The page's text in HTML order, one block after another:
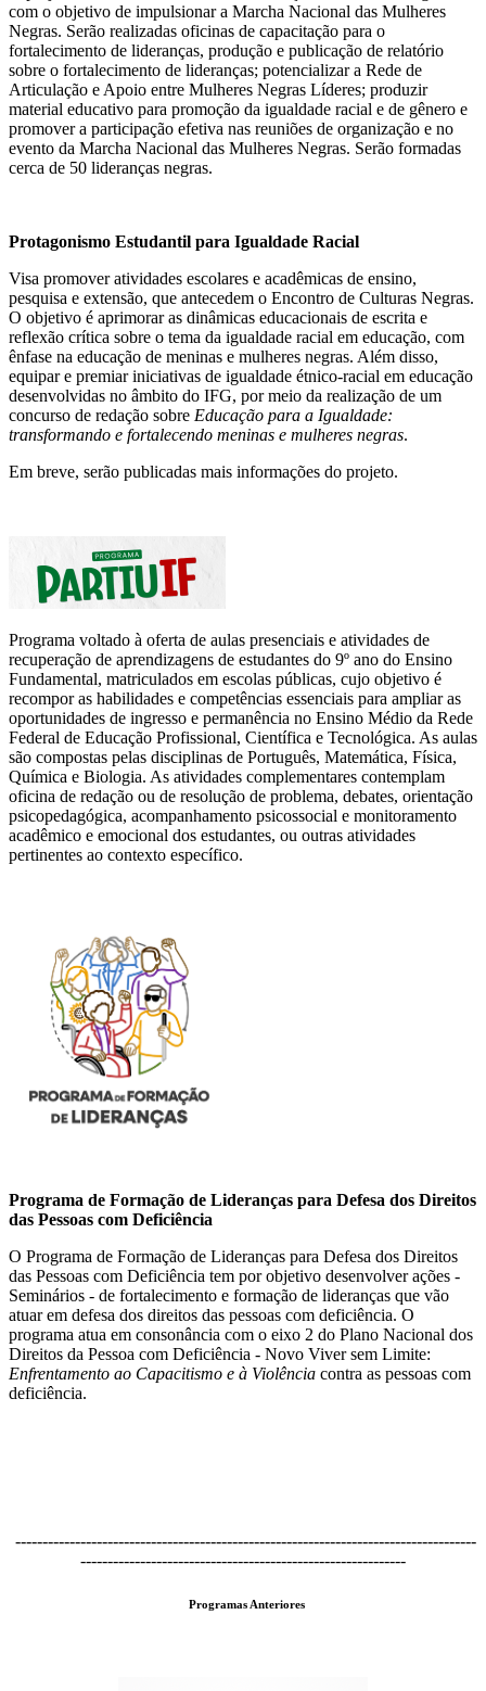
com o objetivo de impulsionar a Marcha Nacional das Mulheres
Negras. Serão realizadas oficinas de capacitação para o
fortalecimento de lideranças, produção e publicação de relatório
sobre o fortalecimento de lideranças; potencializar a Rede de
Articulação e Apoio entre Mulheres Negras Líderes; produzir
material educativo para promoção da igualdade racial e de gênero e
promover a participação efetiva nas reuniões de organização e no
evento da Marcha Nacional das Mulheres Negras. Serão formadas
cerca de 50 lideranças negras.
Protagonismo Estudantil para Igualdade Racial
Visa promover atividades escolares e acadêmicas de ensino,
pesquisa e extensão, que antecedem o Encontro de Culturas Negras.
O objetivo é aprimorar as dinâmicas educacionais de escrita e
reflexão crítica sobre o tema da igualdade racial em educação, com
ênfase na educação de meninas e mulheres negras. Além disso,
equipar e premiar iniciativas de igualdade étnico-racial em educação
desenvolvidas no âmbito do IFG, por meio da realização de um
concurso de redação sobre Educação para a Igualdade:
transformando e fortalecendo meninas e mulheres negras.
Em breve, serão publicadas mais informações do projeto.
Programa voltado à oferta de aulas presenciais e atividades de
recuperação de aprendizagens de estudantes do 9º ano do Ensino
Fundamental, matriculados em escolas públicas, cujo objetivo é
recompor as habilidades e competências essenciais para ampliar as
oportunidades de ingresso e permanência no Ensino Médio da Rede
Federal de Educação Profissional, Científica e Tecnológica. As aulas
são compostas pelas disciplinas de Português, Matemática, Física,
Química e Biologia. As atividades complementares contemplam
oficina de redação ou de resolução de problema, debates, orientação
psicopedagógica, acompanhamento psicossocial e monitoramento
acadêmico e emocional dos estudantes, ou outras atividades
pertinentes ao contexto específico.
Programa de Formação de Lideranças para Defesa dos Direitos
das Pessoas com Deficiência
O Programa de Formação de Lideranças para Defesa dos Direitos
das Pessoas com Deficiência tem por objetivo desenvolver ações -
Seminários - de fortalecimento e formação de lideranças que vão
atuar em defesa dos direitos das pessoas com deficiência. O
programa atua em consonância com o eixo 2 do Plano Nacional dos
Direitos da Pessoa com Deficiência - Novo Viver sem Limite:
Enfrentamento ao Capacitismo e à Violência contra as pessoas com
deficiência.
-------------------------------------------------------------------------------------
------------------------------------------------------------
Programas Anteriores